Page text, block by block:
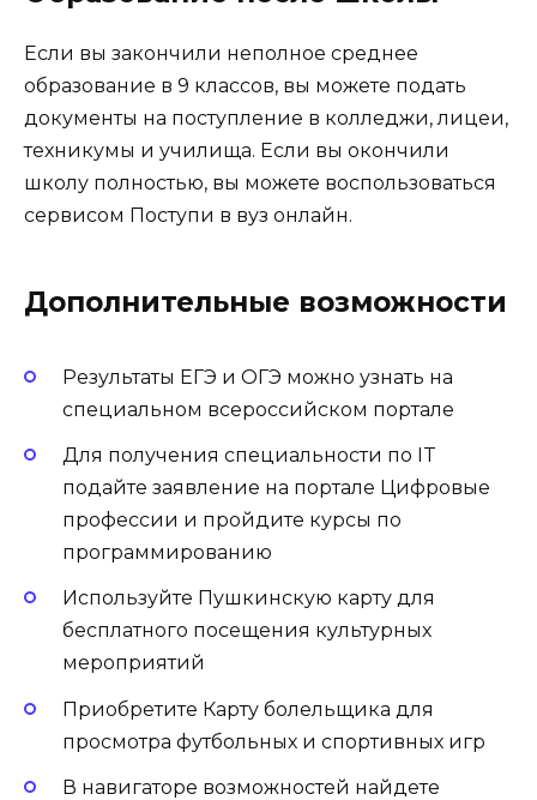
Если вы закончили неполное среднее
образование в 9 классов, вы можете подать
документы на поступление в колледжи, лицеи,
техникумы и училища. Если вы окончили
школу полностью, вы можете воспользоваться
сервисом Поступи в вуз онлайн.
Дополнительные возможности
Результаты ЕГЭ и ОГЭ можно узнать на
специальном всероссийском портале
Для получения специальности по IT
подайте заявление на портале Цифровые
профессии и пройдите курсы по
программированию
Используйте Пушкинскую карту для
бесплатного посещения культурных
мероприятий
Приобретите Карту болельщика для
просмотра футбольных и спортивных игр
В навигаторе возможностей найдете